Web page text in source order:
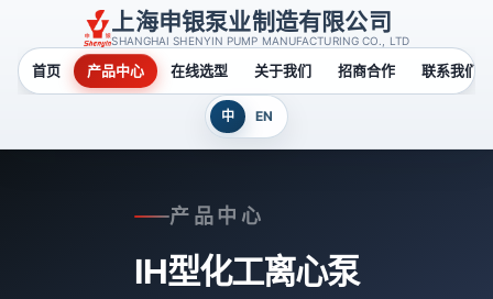
上海申银泵业制造有限公司
SHANGHAI SHENYIN PUMP MANUFACTURING CO., LTD
首页 产品中心 在线选型 关于我们 招商合作 联系我们
中 EN
产品中心
IH型化工离心泵